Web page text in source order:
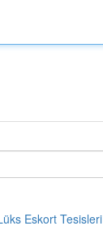
Eskort Tesisleri